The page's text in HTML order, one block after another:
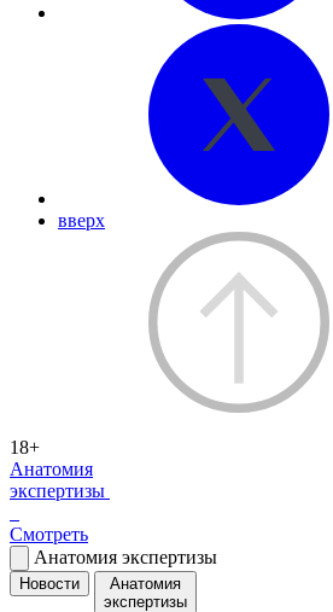
вверх
18+
Анатомия
экспертизы
Смотреть
Анатомия экспертизы
Новости
Анатомия
экспертизы